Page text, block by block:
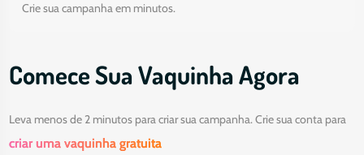
Crie sua campanha em minutos.
Comece Sua Vaquinha Agora
Leva menos de 2 minutos para criar sua campanha. Crie sua conta para
criar uma vaquinha gratuita